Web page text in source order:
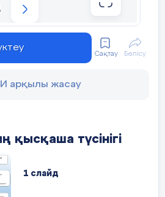
=80 80-32=48
Жыл мезгілдерін атайықшы?
Қазір қай мезгіл?
Қандай ұлттық ойындарды
Сақтау Бөлісу
арқылы жасау
қысқаша түсінігі
1 слайд